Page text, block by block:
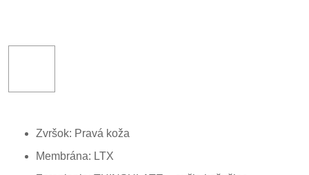
Zvršok: Pravá koža
Membrána: LTX